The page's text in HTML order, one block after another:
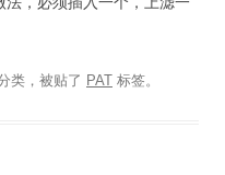
类，被贴了 PAT 标签。